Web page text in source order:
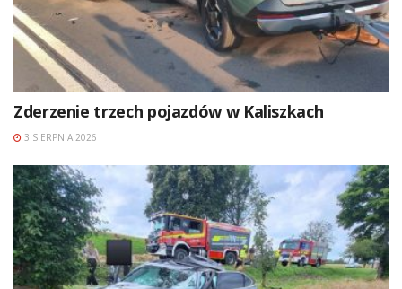
Zderzenie trzech pojazdów w Kaliszkach
3 SIERPNIA 2026